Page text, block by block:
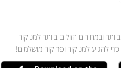
ובמחירים הזולים ביותר למניקור
להגיע למניקור ופדיקור מושלמים!